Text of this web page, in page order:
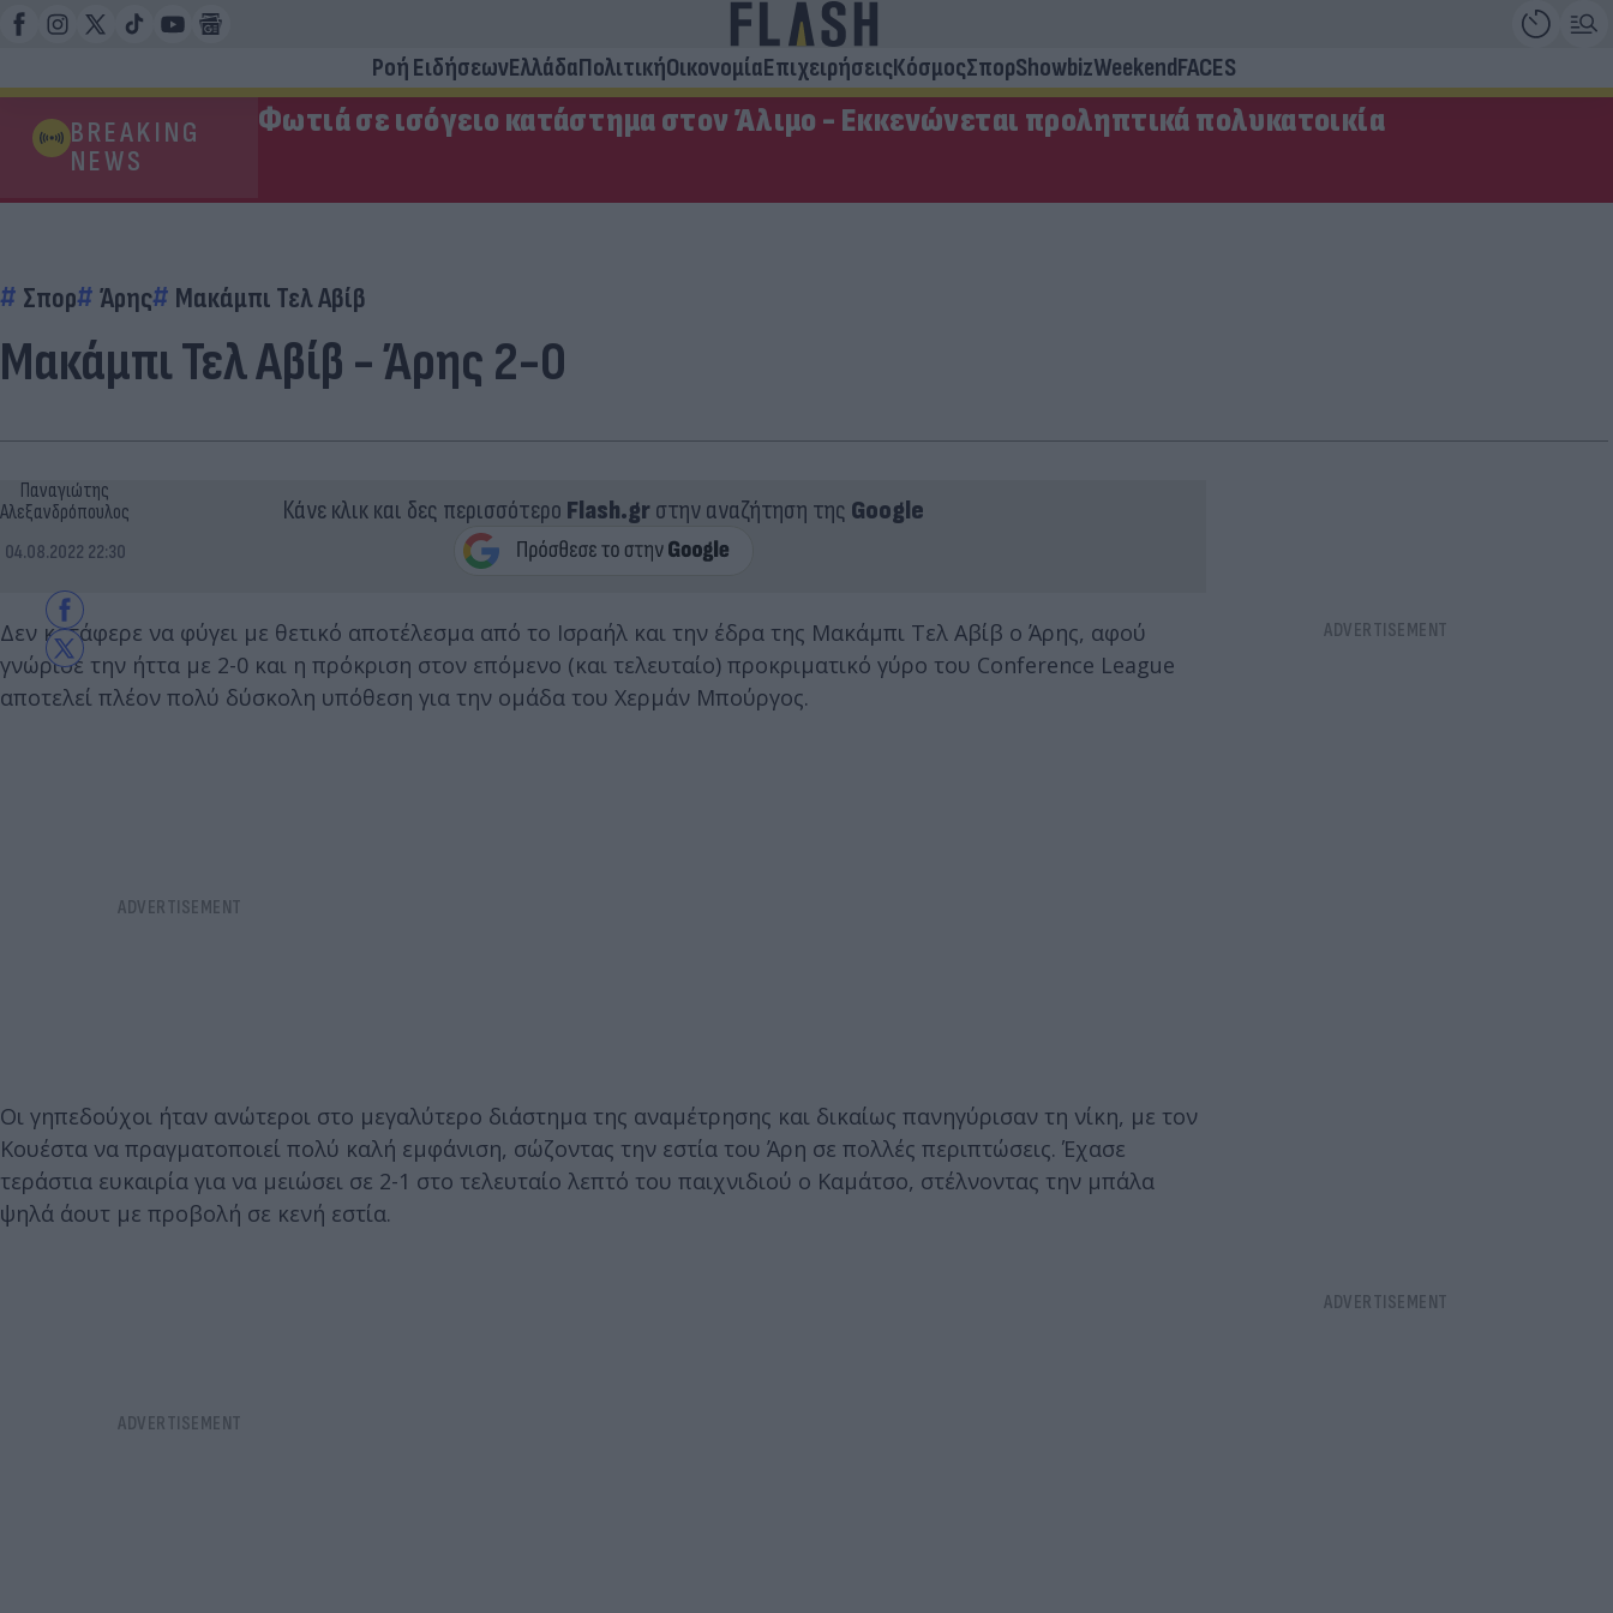
Ροή ΕιδήσεωνΕλλάδαΠολιτικήΟικονομίαΕπιχειρήσειςΚόσμοςΣπορShowbizWeekendFACES
BREAKING
NEWS
Φωτιά σε ισόγειο κατάστημα στον Άλιμο - Εκκενώνεται προληπτικά πολυκατοικία
Σπορ Άρης Μακάμπι Τελ Αβίβ
Μακάμπι Τελ Αβίβ - Άρης 2-0
Παναγιώτης
Αλεξανδρόπουλος
04.08.2022 22:30
Κάνε κλικ και δες περισσότερο Flash.grστην αναζήτηση της Google
Δεν κατάφερε να φύγει με θετικό αποτέλεσμα από το Ισραήλ και την έδρα της Μακάμπι Τελ Αβίβ ο Άρης, αφού
γνώρισε την ήττα με 2-0 και η πρόκριση στον επόμενο (και τελευταίο) προκριματικό γύρο του Conference League
αποτελεί πλέον πολύ δύσκολη υπόθεση για την ομάδα του Χερμάν Μπούργος.
Οι γηπεδούχοι ήταν ανώτεροι στο μεγαλύτερο διάστημα της αναμέτρησης και δικαίως πανηγύρισαν τη νίκη, με τον
Κουέστα να πραγματοποιεί πολύ καλή εμφάνιση, σώζοντας την εστία του Άρη σε πολλές περιπτώσεις. Έχασε
τεράστια ευκαιρία για να μειώσει σε 2-1 στο τελευταίο λεπτό του παιχνιδιού ο Καμάτσο, στέλνοντας την μπάλα
ψηλά άουτ με προβολή σε κενή εστία.